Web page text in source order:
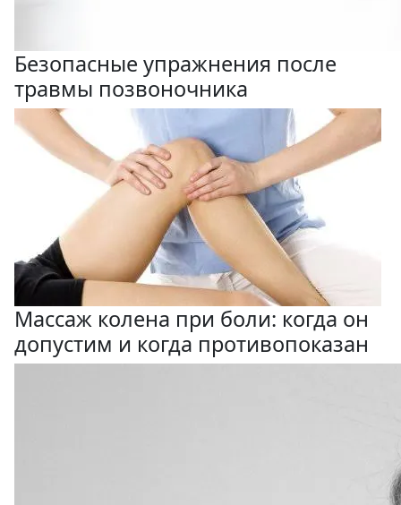
Безопасные упражнения после
травмы позвоночника
Массаж колена при боли: когда он
допустим и когда противопоказан